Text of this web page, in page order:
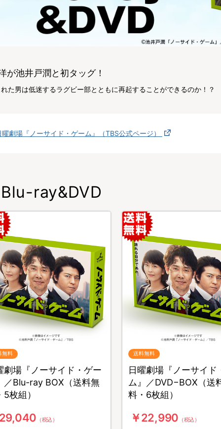
が池井戸潤と初タッグ！
た男は低迷するラグビー部とともに再起することができるのか！？
曜劇場『ノーサイド・ゲーム』（TBS公式ページ）
Blu-ray&DVD
無料
劇場『ノーサイド・ゲー
／Blu-ray BOX（送料無
5枚組）
（税込）
送料無料
日曜劇場『ノーサイド
ム』／DVD−BOX（送
料・6枚組）
￥22,990 （税込）